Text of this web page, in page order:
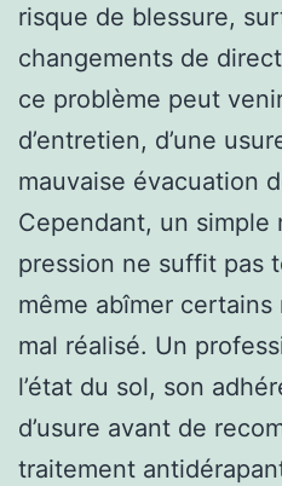
risque de blessure,
changements de
ce problème peut
d’entretien, d’une
mauvaise évacuation
Cependant, un simple
pression ne suffit pas
même abîmer certains
mal réalisé. Un
l’état du sol, son
d’usure avant de
traitement